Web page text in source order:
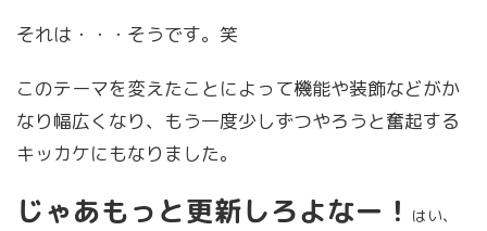
それは・・・そうです。笑
このテーマを変えたことによって機能や装飾などがか
なり幅広くなり、もう一度少しずつやろうと奮起する
キッカケにもなりました。
じゃあもっと更新しろよなー！
はい、